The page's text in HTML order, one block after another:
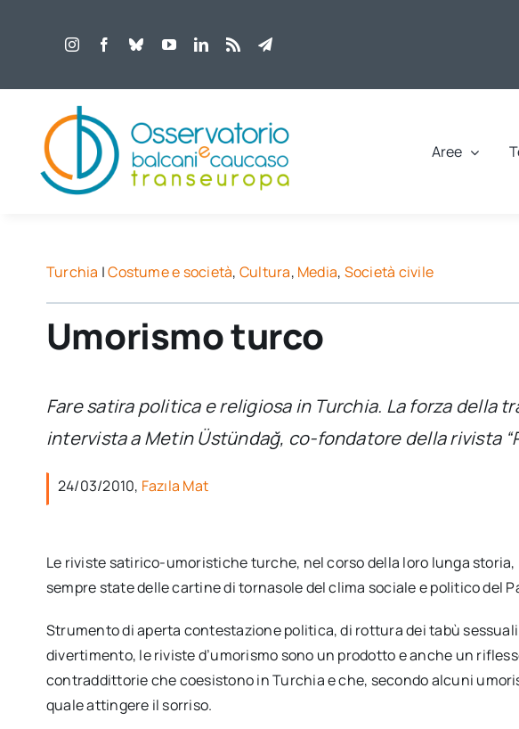
Aree
Turchia |Costume e società, Cultura, Media, Società civile
Umorismo turco
Fare satira politica e religiosa in Turchia. La forza della
intervista a Metin Üstündağ, co-fondatore della rivista
24/03/2010, Fazıla Mat
Le riviste satirico-umoristiche turche, nel corso della loro lunga
sempre state delle cartine di tornasole del clima sociale e politico del
Strumento di aperta contestazione politica, di rottura dei tabù
divertimento, le riviste d’umorismo sono un prodotto e anche un
contraddittorie che coesistono in Turchia e che, secondo alcuni
quale attingere il sorriso.